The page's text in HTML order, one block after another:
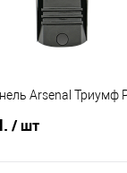
Arsenal Триумф
/ шт